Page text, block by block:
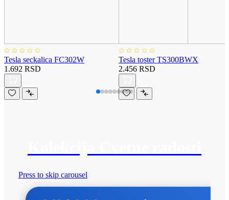
Tesla seckalica FC302W
1.692 RSD
Tesla toster TS300BWX
2.456 RSD
Press to skip carousel